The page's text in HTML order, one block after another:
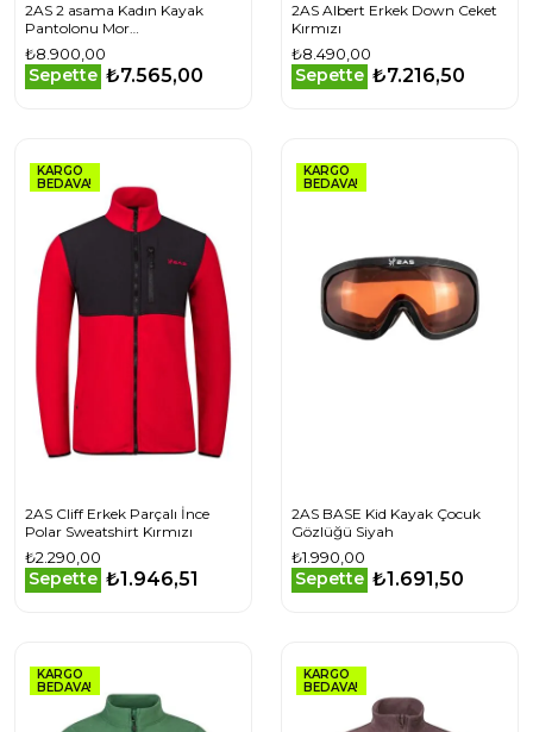
2AS 2 asama Kadın Kayak
Pantolonu Mor
2ASWASA00920230042023
₺8.900,00
Sepette ₺7.565,00
2AS Albert Erkek Down Ceket
Kırmızı
₺8.490,00
Sepette ₺7.216,50
KARGO
BEDAVA!
2AS Cliff Erkek Parçalı İnce
Polar Sweatshirt Kırmızı
₺2.290,00
Sepette ₺1.946,51
KARGO
BEDAVA!
2AS BASE Kid Kayak Çocuk
Gözlüğü Siyah
₺1.990,00
Sepette ₺1.691,50
KARGO
BEDAVA!
KARGO
BEDAVA!